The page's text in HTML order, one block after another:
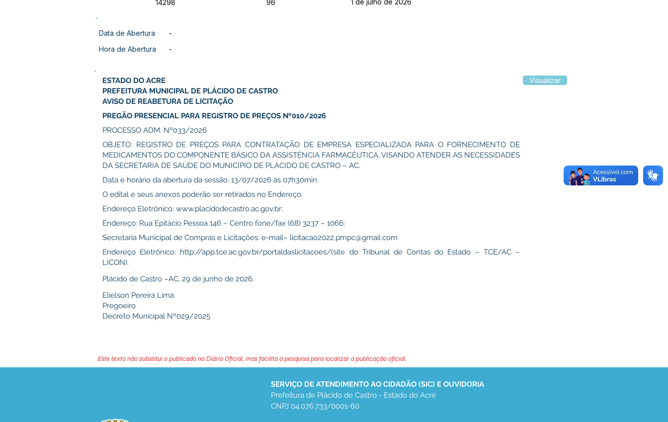
14298
96 1 de julho de 2026
Data de Abertura
-
Hora de Abertura
-
ESTADO DO ACRE
PREFEITURA MUNICIPAL DE PLÁCIDO DE CASTRO
AVISO DE REABETURA DE LICITAÇÃO
PREGÃO PRESENCIAL PARA REGISTRO DE PREÇOS Nº010/2026
PROCESSO ADM. Nº033/2026
OBJETO: REGISTRO DE PREÇOS PARA CONTRATAÇÃO DE EMPRESA ESPECIALIZADA PARA O FORNECIMENTO DE
MEDICAMENTOS DO COMPONENTE BÁSICO DA ASSISTÊNCIA FARMACÊUTICA, VISANDO ATENDER AS NECESSIDADES
DA SECRETARIA DE SAÚDE DO MUNICÍPIO DE PLÁCIDO DE CASTRO – AC.
Data e horário da abertura da sessão: 13/07/2026 às 07h30min.
O edital e seus anexos poderão ser retirados no Endereço:
Endereço Eletrônico: www.placidodecastro.ac.gov.br;
Endereço: Rua Epitácio Pessoa 146 – Centro fone/fax (68) 3237 – 1066;
Secretaria Municipal de Compras e Licitações: e-mail– licitacao2022.pmpc@gmail.com
Endereço Eletrônico: http://app.tce.ac.gov.br/portaldaslicitacoes/(site do Tribunal de Contas do Estado – TCE/AC –
LICON).
Plácido de Castro –AC, 29 de junho de 2026.
Elielson Pereira Lima
Pregoeiro
Decreto Municipal Nº029/2025
Visualizar
Este texto não substitui o publicado no Diário Oficial, mas facilita a pesquisa para localizar a publicação oficial.
SERVIÇO DE ATENDIMENTO AO CIDADÃO (SIC) E OUVIDORIA
Prefeitura de Plácido de Castro - Estado do Acre
CNPJ 04.076.733/0001-60